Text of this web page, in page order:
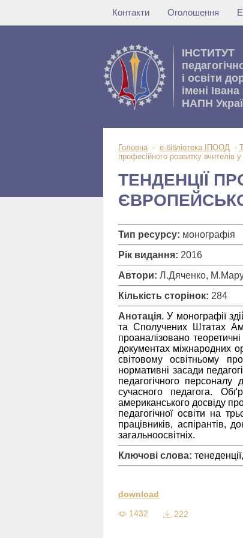
Контакти Оголошення
IНСТИТУТ
i освiти
імені
НАПН
Головна- е-бібліотека ІПООД -
професійного розвитку
ТЕНДЕНЦІЇ
Тип ресурсу: монографія
Рік видання: 2016
Автори: Л.Дяченко,
Кількість сторінок: 284
Анотація. У монографії
та Сполучених Штатах
проаналізовано
документах міжнародних
світовому освітньому
нормативні засади
педагогічного
сучасного педагога.
американського досвіду
педагогічної освіти на
працівників, аспірантів,
загальноосвітніх.
Ключові слова: т
download
1432
222